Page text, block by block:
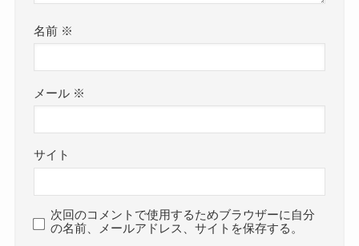
名前 ※
メール ※
サイト
次回のコメントで使用するためブラウザーに自分
の名前、メールアドレス、サイトを保存する。